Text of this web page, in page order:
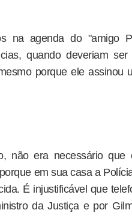
na agenda do "amigo
quando deveriam
porque ele assinou
não era necessário
em sua casa a
É injustificável que
da Justiça e por